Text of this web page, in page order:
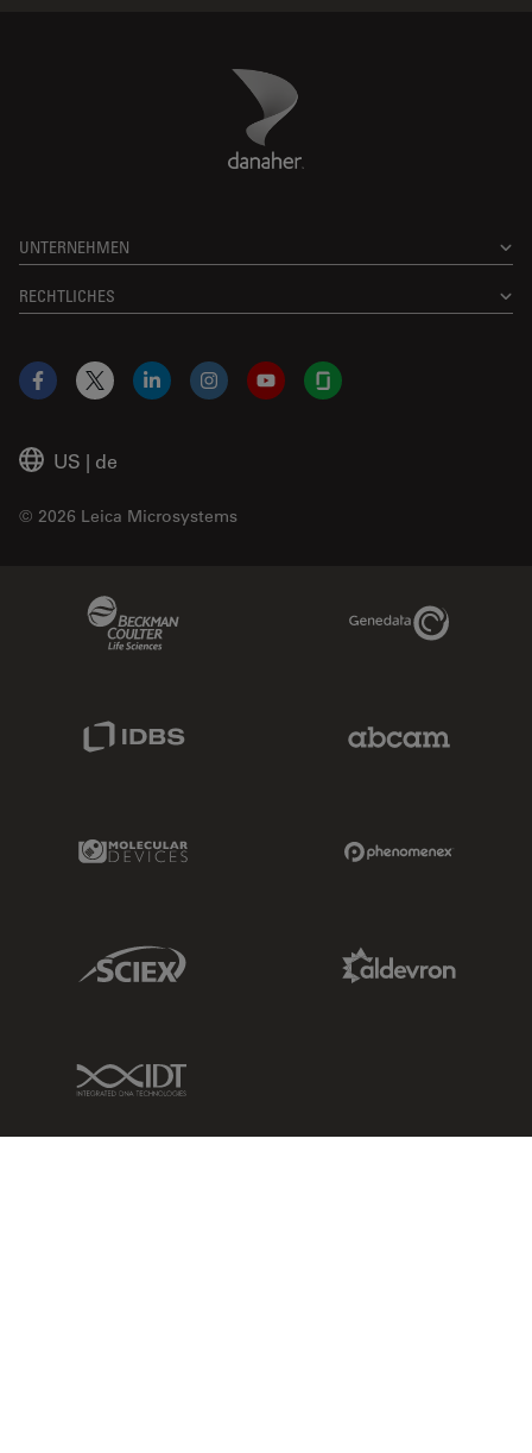
Danaher Logo
UNTERNEHMEN
RECHTLICHES
US | de
© 2026 Leica Microsystems
Facebook
X LinkedInInstagramYouTubeGlassdoor
Genedata Link
Molecular Devices Link
Sciex Link
IDT Link